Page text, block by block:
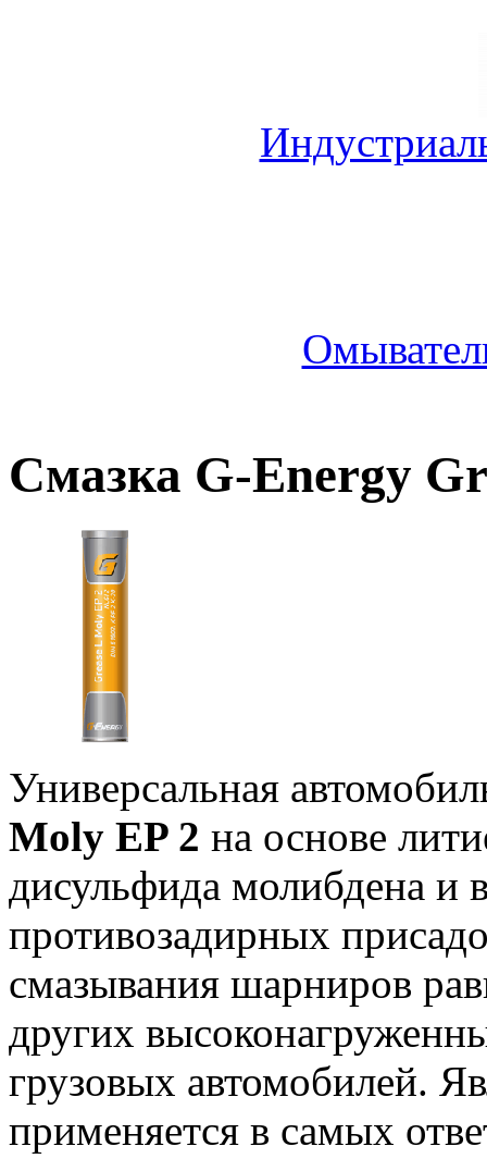
Смазка G-Energy
Универсальная
Moly EP 2 на основе
дисульфида молибдена и
противозадирных
смазывания шарниров
других
грузовых автомобилей.
применяется в самых